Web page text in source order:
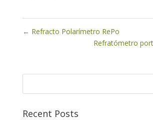
← Refracto Polarímetro RePo
Refratómetro
Recent Posts